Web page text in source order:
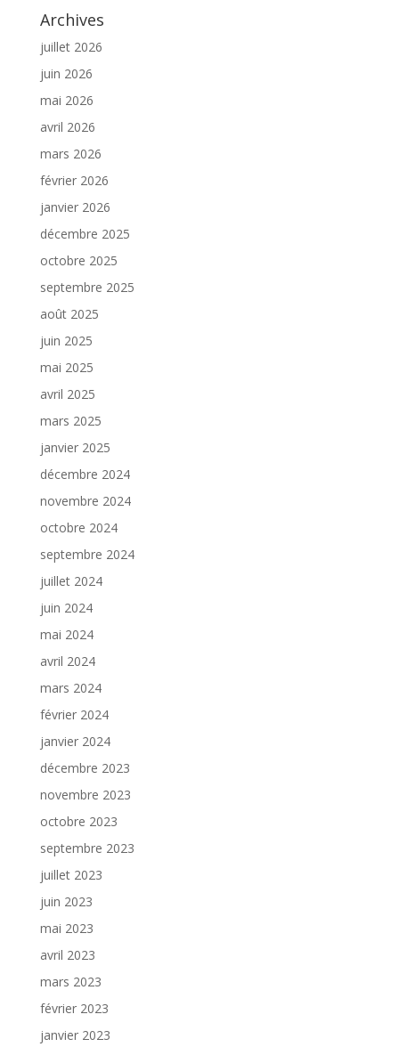
Archives
juillet 2026
juin 2026
mai 2026
avril 2026
mars 2026
février 2026
janvier 2026
décembre 2025
octobre 2025
septembre 2025
août 2025
juin 2025
mai 2025
avril 2025
mars 2025
janvier 2025
décembre 2024
novembre 2024
octobre 2024
septembre 2024
juillet 2024
juin 2024
mai 2024
avril 2024
mars 2024
février 2024
janvier 2024
décembre 2023
novembre 2023
octobre 2023
septembre 2023
juillet 2023
juin 2023
mai 2023
avril 2023
mars 2023
février 2023
janvier 2023